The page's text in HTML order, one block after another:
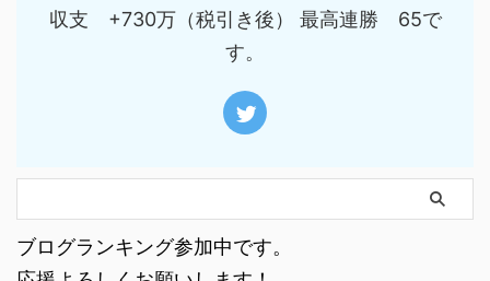
収支 +730万（税引き後） 最高連勝 65で
す。
ブログランキング参加中です。